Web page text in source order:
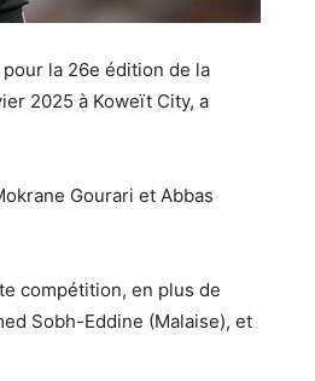
la 26e édition de la
2025 à Koweït City, a
Gourari et Abbas
compétition, en plus de
Sobh-Eddine (Malaise), et